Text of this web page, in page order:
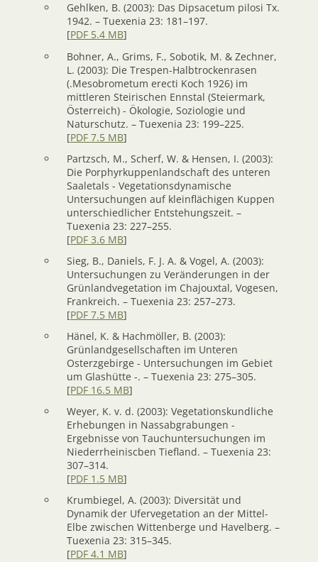
Gehlken, B. (2003): Das Dipsacetum pilosi Tx.
1942. – Tuexenia 23: 181–197.
[PDF 5.4 MB]
Bohner, A., Grims, F., Sobotik, M. & Zechner,
L. (2003): Die Trespen-Halbtrockenrasen
(.Mesobrometum erecti Koch 1926) im
mittleren Steirischen Ennstal (Steiermark,
Österreich) - Ökologie, Soziologie und
Naturschutz. – Tuexenia 23: 199–225.
[PDF 7.5 MB]
Partzsch, M., Scherf, W. & Hensen, I. (2003):
Die Porphyrkuppenlandschaft des unteren
Saaletals - Vegetationsdynamische
Untersuchungen auf kleinflächigen Kuppen
unterschiedlicher Entstehungszeit. –
Tuexenia 23: 227–255.
[PDF 3.6 MB]
Sieg, B., Daniels, F. J. A. & Vogel, A. (2003):
Untersuchungen zu Veränderungen in der
Grünlandvegetation im Chajouxtal, Vogesen,
Frankreich. – Tuexenia 23: 257–273.
[PDF 7.5 MB]
Hänel, K. & Hachmöller, B. (2003):
Grünlandgesellschaften im Unteren
Osterzgebirge - Untersuchungen im Gebiet
um Glashütte -. – Tuexenia 23: 275–305.
[PDF 16.5 MB]
Weyer, K. v. d. (2003): Vegetationskundliche
Erhebungen in Nassabgrabungen -
Ergebnisse von Tauchuntersuchungen im
Niederrheiniscben Tiefland. – Tuexenia 23:
307–314.
[PDF 1.5 MB]
Krumbiegel, A. (2003): Diversität und
Dynamik der Ufervegetation an der Mittel-
Elbe zwischen Wittenberge und Havelberg. –
Tuexenia 23: 315–345.
[PDF 4.1 MB]